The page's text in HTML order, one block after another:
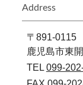
Address
〒891-0115
鹿児島市東
TEL 099-